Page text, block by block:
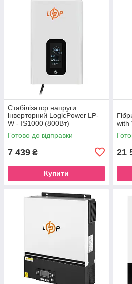
Стабілізатор напруги
інверторний LogicPower LP-
W - IS1000 (800Вт)
Готово до відправки
7 439 ₴
Купити
with
21